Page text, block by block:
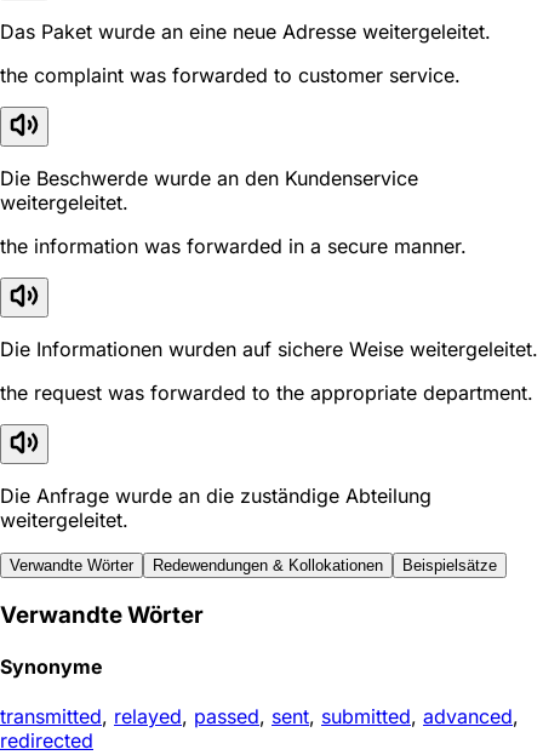
Das Paket wurde an eine neue Adresse weitergeleitet.
the complaint was forwarded to customer service.
Die Beschwerde wurde an den Kundenservice
weitergeleitet.
the information was forwarded in a secure manner.
Die Informationen wurden auf sichere Weise weitergeleitet.
the request was forwarded to the appropriate department.
Die Anfrage wurde an die zuständige Abteilung
weitergeleitet.
Verwandte Wörter Redewendungen & Kollokationen Beispielsätze
Verwandte Wörter
Synonyme
transmitted, relayed, passed, sent, submitted, advanced,
redirected